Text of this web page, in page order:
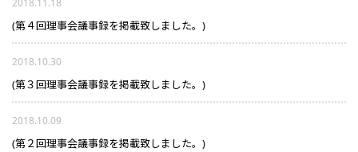
2018.11.18
(第４回理事会議事録を掲載致しました。)
2018.10.30
(第３回理事会議事録を掲載致しました。)
2018.10.09
(第２回理事会議事録を掲載致しました。)